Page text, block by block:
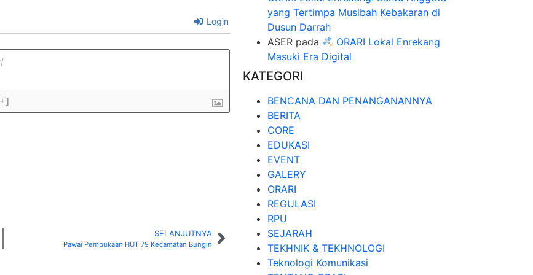
Login
SELANJUTNYA
Pawai Pembukaan HUT 79 Kecamatan Bungin
yang Tertimpa Musibah Kebakaran di
Dusun Darrah
ASER pada
ORARI Lokal Enrekang
Masuki Era Digital
KATEGORI
BENCANA DAN PENANGANANNYA
BERITA
CORE
EDUKASI
EVENT
GALERY
ORARI
REGULASI
RPU
SEJARAH
TEKHNIK & TEKHNOLOGI
Teknologi Komunikasi